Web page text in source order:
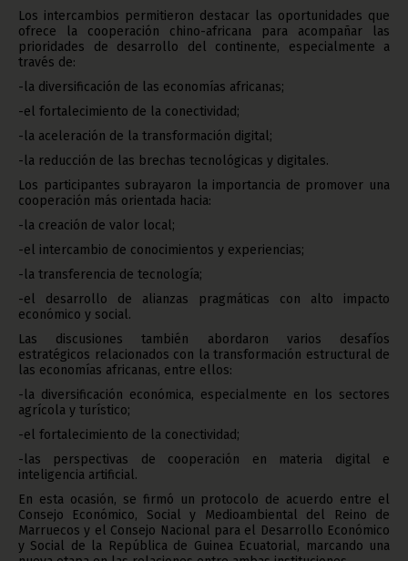
Los intercambios permitieron destacar las oportunidades que
ofrece la cooperación chino-africana para acompañar las
prioridades de desarrollo del continente, especialmente a
través de:
-la diversificación de las economías africanas;
-el fortalecimiento de la conectividad;
-la aceleración de la transformación digital;
-la reducción de las brechas tecnológicas y digitales.
Los participantes subrayaron la importancia de promover una
cooperación más orientada hacia:
-la creación de valor local;
-el intercambio de conocimientos y experiencias;
-la transferencia de tecnología;
-el desarrollo de alianzas pragmáticas con alto impacto
económico y social.
Las discusiones también abordaron varios desafíos
estratégicos relacionados con la transformación estructural de
las economías africanas, entre ellos:
-la diversificación económica, especialmente en los sectores
agrícola y turístico;
-el fortalecimiento de la conectividad;
-las perspectivas de cooperación en materia digital e
inteligencia artificial.
En esta ocasión, se firmó un protocolo de acuerdo entre el
Consejo Económico, Social y Medioambiental del Reino de
Marruecos y el Consejo Nacional para el Desarrollo Económico
y Social de la República de Guinea Ecuatorial, marcando una